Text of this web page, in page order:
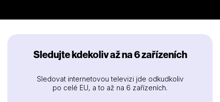
Sledujte kdekoliv až na 6 zařízeních
Sledovat internetovou televizi jde odkudkoliv
po celé EU, a to až na 6 zařízeních.